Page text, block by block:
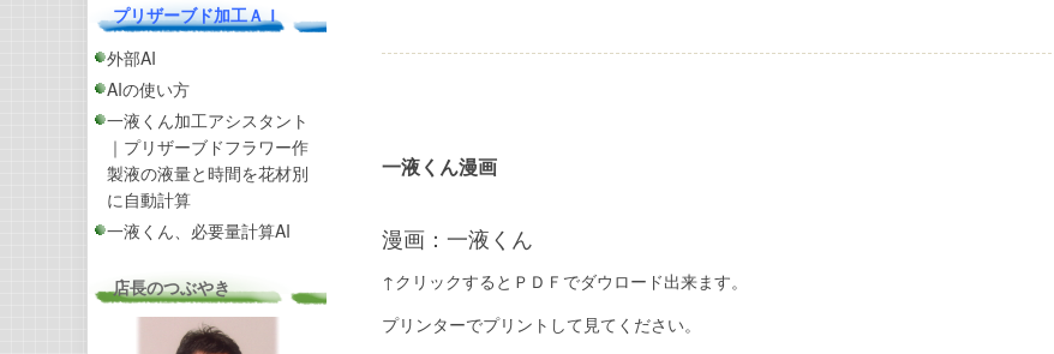
プリザーブド加工ＡＩ
外部AI
AIの使い方
一液くん加工アシスタント
｜プリザーブドフラワー作
製液の液量と時間を花材別
に自動計算
一液くん、必要量計算AI
店長のつぶやき
一液くん漫画
漫画：一液くん
↑クリックするとＰＤＦでダウロード出来ます。
プリンターでプリントして見てください。